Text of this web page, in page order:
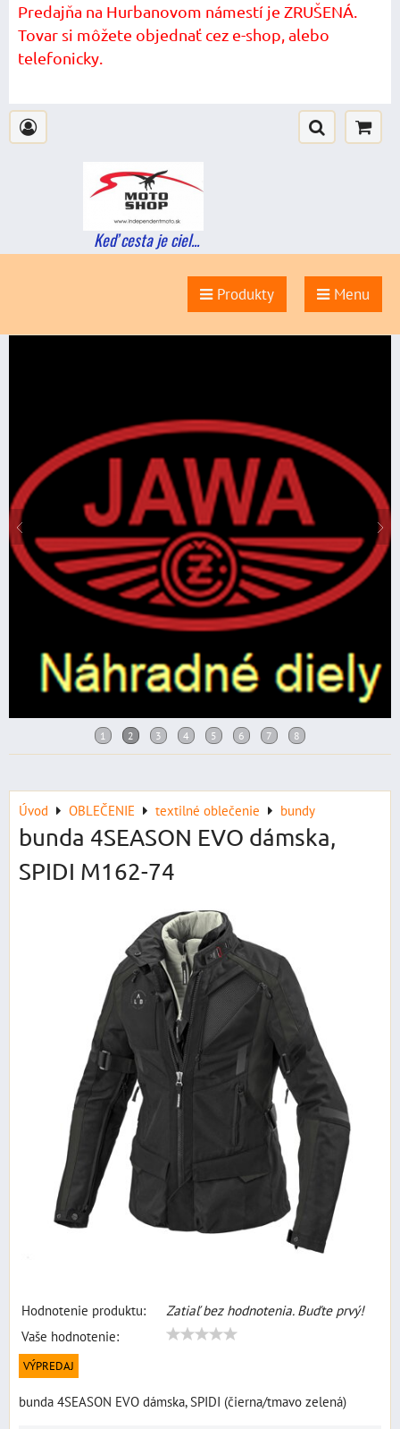
Predajňa na Hurbanovom námestí je ZRUŠENÁ.
Tovar si môžete objednať cez e-shop, alebo
telefonicky.
Keď cesta je ciel...
Produkty Menu
Úvod OBLEČENIE textilné oblečenie bundy
bunda 4SEASON EVO dámska,
SPIDI M162-74
Hodnotenie produktu:
Zatiaľ bez hodnotenia. Buďte prvý!
Vaše hodnotenie:
VÝPREDAJ
bunda 4SEASON EVO dámska, SPIDI (čierna/tmavo zelená)